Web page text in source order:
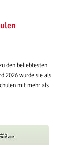
den beliebtesten
2026 wurde sie als
mit mehr als